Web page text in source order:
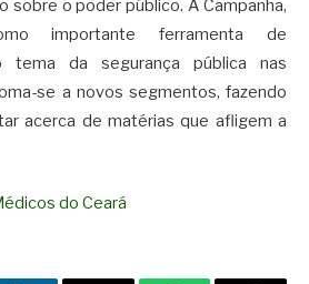
sobre o poder público. A Campanha,
importante ferramenta de
tema da segurança pública nas
se a novos segmentos, fazendo
acerca de matérias que afligem a
do Ceará